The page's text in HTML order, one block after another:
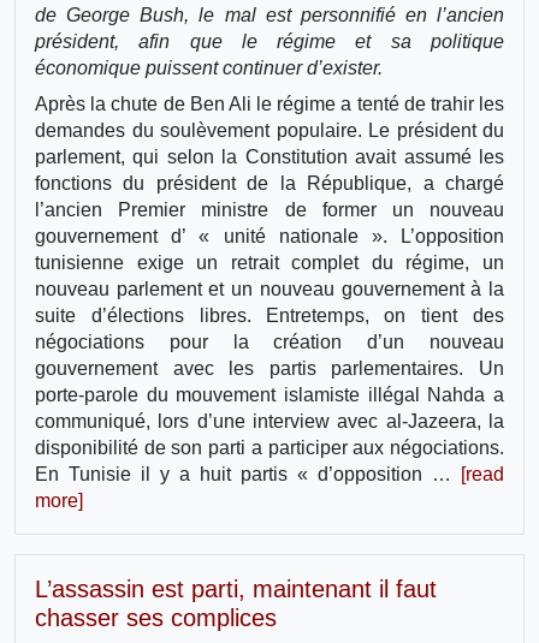
de George Bush, le mal est personnifié en l’ancien
président, afin que le régime et sa politique
économique puissent continuer d’exister.
Après la chute de Ben Ali le régime a tenté de trahir les
demandes du soulèvement populaire. Le président du
parlement, qui selon la Constitution avait assumé les
fonctions du président de la République, a chargé
l’ancien Premier ministre de former un nouveau
gouvernement d’ « unité nationale ». L’opposition
tunisienne exige un retrait complet du régime, un
nouveau parlement et un nouveau gouvernement à la
suite d’élections libres. Entretemps, on tient des
négociations pour la création d’un nouveau
gouvernement avec les partis parlementaires. Un
porte-parole du mouvement islamiste illégal Nahda a
communiqué, lors d’une interview avec al-Jazeera, la
disponibilité de son parti a participer aux négociations.
En Tunisie il y a huit partis « d’opposition …
[read
more]
L’assassin est parti, maintenant il faut
chasser ses complices